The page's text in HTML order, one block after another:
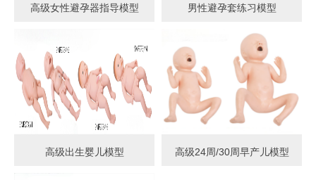
高级女性避孕器指导模型 男性避孕套练习模型
高级出生婴儿模型 高级24周/30周早产儿模型